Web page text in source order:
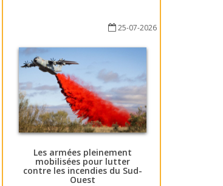
25-07-2026
Les armées pleinement
mobilisées pour lutter
contre les incendies du Sud-
Ouest